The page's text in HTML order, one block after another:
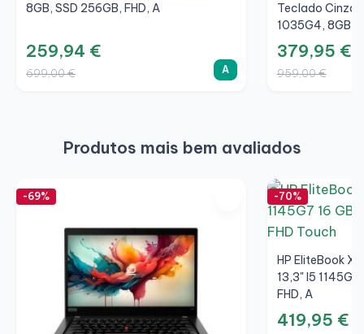
8GB, SSD 256GB, FHD, A
259,94 €
699,00 € A
Teclado Cinza/
1035G4, 8GB,
379,95 €
959,00 €
Produtos mais bem avaliados
-69% -70%
HP EliteBook
13,3" I5
FHD, A
419,95 €